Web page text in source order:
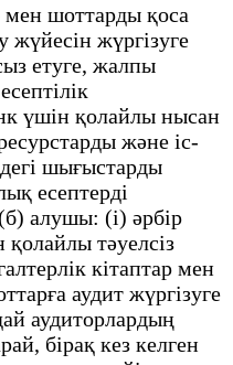
шоттарды қоса
жүйесін жүргізуге
етуге, жалпы
үшін қолайлы нысан
және іс-
шығыстарды
есептерді
алушы: (i) әрбір
тәуелсіз
кітаптар мен
аудит жүргізуге
аудиторлардың
бірақ кез келген